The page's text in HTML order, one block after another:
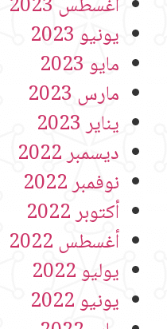
أغسطس 2023
يونيو 2023
مايو 2023
مارس 2023
يناير 2023
ديسمبر 2022
نوفمبر 2022
أكتوبر 2022
أغسطس 2022
يوليو 2022
يونيو 2022